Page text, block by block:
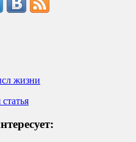
жизни